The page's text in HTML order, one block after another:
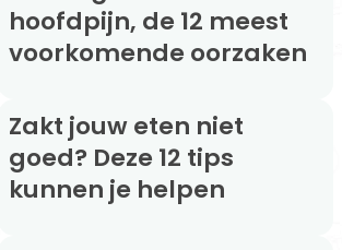
hoofdpijn, de 12 meest
voorkomende oorzaken
Zakt jouw eten niet
goed? Deze 12 tips
kunnen je helpen